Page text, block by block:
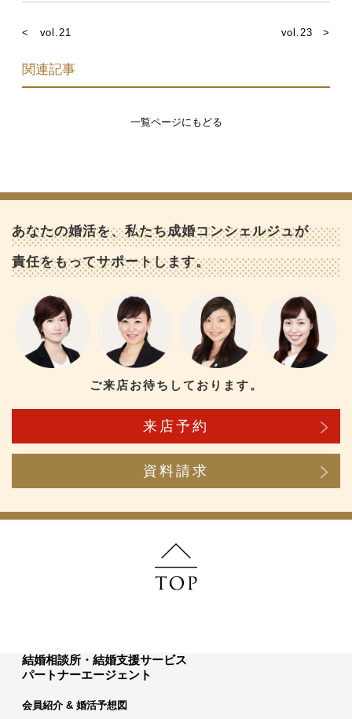
< vol.21 vol.23 >
関連記事
一覧ページにもどる
あなたの婚活を、私たち成婚コンシェルジュが
責任をもってサポートします。
ご来店お待ちしております。
来店予約
資料請求
結婚相談所・結婚支援サービス
パートナーエージェント
会員紹介 & 婚活予想図